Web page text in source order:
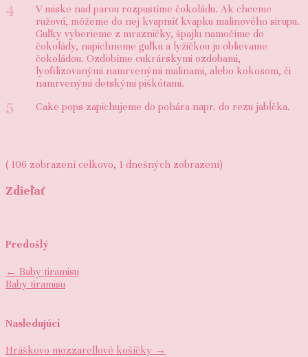
4
V miske nad parou rozpustíme čokoládu. Ak chceme
ružovú, môžeme do nej kvapnúť kvapku malinového sirupu.
Guľky vyberieme z mrazničky, špajlu namočíme do
čokolády, napichneme guľku a lyžičkou ju oblievame
čokoládou. Ozdobíme cukrárskymi ozdobami,
lyofilizovanými namrvenými malinami, alebo kokosom, či
namrvenými detskými piškótami.
5 Cake pops zapichujeme do pohára napr. do rezu jabĺčka.
( 106 zobrazení celkovo, 1 dnešných zobrazení)
Zdieľať
Predošlý
← Baby tiramisu
Baby tiramisu
Nasledujúci
Hráškovo mozzarellové košíčky →